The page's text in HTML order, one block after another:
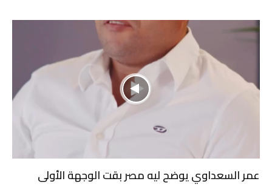
عمر السعداوي يوضح ليه مصر بقت الوجهة الأولى